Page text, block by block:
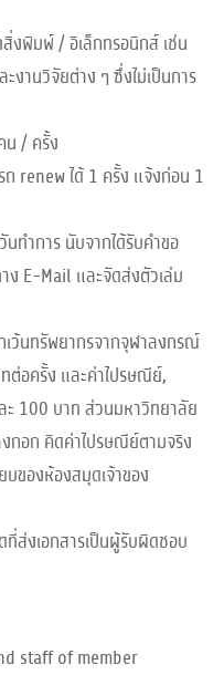
สิ่งพิมพ์ / อิเล็กทรอนิกส์ เช่น
งานวิจัยต่าง ๆ ซึ่งไม่เป็นการ
น / ครั้ง
renew ได้ 1 ครั้ง แจ้งก่อน 1
นทำการ นับจากได้รับคำขอ
ง E-Mail และจัดส่งตัวเล่ม
ว้นทรัพยากรจากจุฬาลงกรณ์
ต่อครั้ง และค่าไปรษณีย์,
100 บาท ส่วนมหาวิทยาลัย
กอก คิดค่าไปรษณีย์ตามจริง
บของห้องสมุดเจ้าของ
ส่งเอกสารเป็นผู้รับผิดชอบ
staff of member